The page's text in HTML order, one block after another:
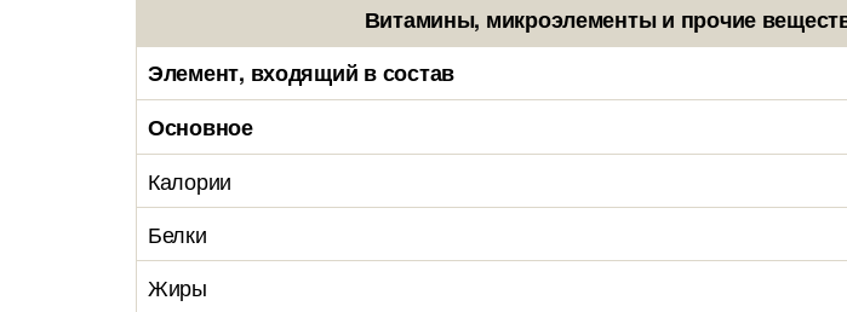
Витамины, микроэлементы и прочие
Элемент, входящий в состав
Основное
Калории
Белки
Жиры